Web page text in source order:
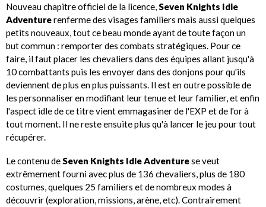
Nouveau chapitre officiel de la licence,Seven Knights Idle
Adventurerenferme des visages familiers mais aussi quelques
petits nouveaux, tout ce beau monde ayant de toute façon un
but commun : remporter des combats stratégiques. Pour ce
faire, il faut placer les chevaliers dans des équipes allant jusqu'à
10 combattants puis les envoyer dans des donjons pour qu'ils
deviennent de plus en plus puissants. Il est en outre possible de
les personnaliser en modifiant leur tenue et leur familier, et enfin
l'aspect idle de ce titre vient emmagasiner de l'EXP et de l'or à
tout moment. Il ne reste ensuite plus qu'à lancer le jeu pour tout
récupérer.
Le contenu deSeven Knights Idle Adventurese veut
extrêmement fourni avec plus de 136 chevaliers, plus de 180
costumes, quelques 25 familiers et de nombreux modes à
découvrir (exploration, missions, arène, etc). Contrairement